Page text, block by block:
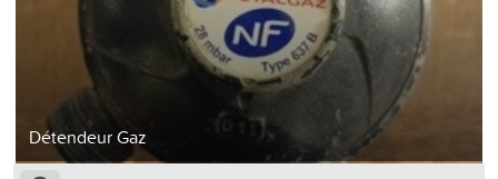
Détendeur Gaz